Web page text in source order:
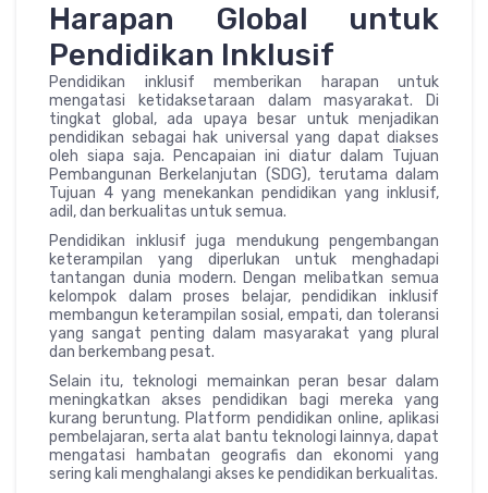
Harapan Global untuk
Pendidikan Inklusif
Pendidikan inklusif memberikan harapan untuk
mengatasi ketidaksetaraan dalam masyarakat. Di
tingkat global, ada upaya besar untuk menjadikan
pendidikan sebagai hak universal yang dapat diakses
oleh siapa saja. Pencapaian ini diatur dalam Tujuan
Pembangunan Berkelanjutan (SDG), terutama dalam
Tujuan 4 yang menekankan pendidikan yang inklusif,
adil, dan berkualitas untuk semua.
Pendidikan inklusif juga mendukung pengembangan
keterampilan yang diperlukan untuk menghadapi
tantangan dunia modern. Dengan melibatkan semua
kelompok dalam proses belajar, pendidikan inklusif
membangun keterampilan sosial, empati, dan toleransi
yang sangat penting dalam masyarakat yang plural
dan berkembang pesat.
Selain itu, teknologi memainkan peran besar dalam
meningkatkan akses pendidikan bagi mereka yang
kurang beruntung. Platform pendidikan online, aplikasi
pembelajaran, serta alat bantu teknologi lainnya, dapat
mengatasi hambatan geografis dan ekonomi yang
sering kali menghalangi akses ke pendidikan berkualitas.